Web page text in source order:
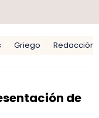
Griego Redacción
de